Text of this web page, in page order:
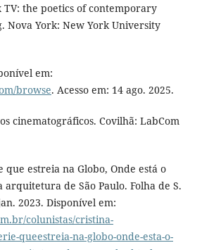
TV: the poetics of contemporary
Nova York: New York University
em:
browse. Acesso em: 14 ago. 2025.
cinematográficos. Covilhã: LabCom
que estreia na Globo, Onde está o
de São Paulo. Folha de S.
2023. Disponível em:
colunistas/cristina-
queestreia-na-globo-onde-esta-o-